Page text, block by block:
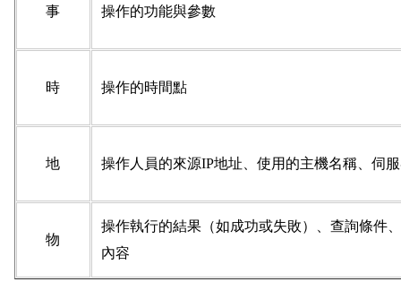
事 操作的功能與參數
時 操作的時間點
地 操作人員的來源IP地址、使用的主機名稱、伺
物
操作執行的結果（如成功或失敗）、查詢條件
內容